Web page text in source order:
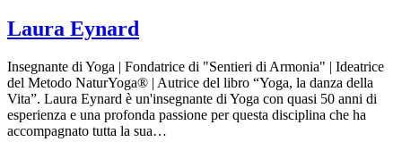
Laura Eynard
Insegnante di Yoga | Fondatrice di "Sentieri di Armonia" | Ideatrice
del Metodo NaturYoga® | Autrice del libro “Yoga, la danza della
Vita”. Laura Eynard è un'insegnante di Yoga con quasi 50 anni di
esperienza e una profonda passione per questa disciplina che ha
accompagnato tutta la sua…